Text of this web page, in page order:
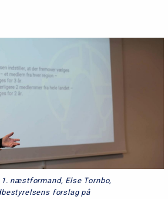
næstformand, Else Tornbo,
forslag på